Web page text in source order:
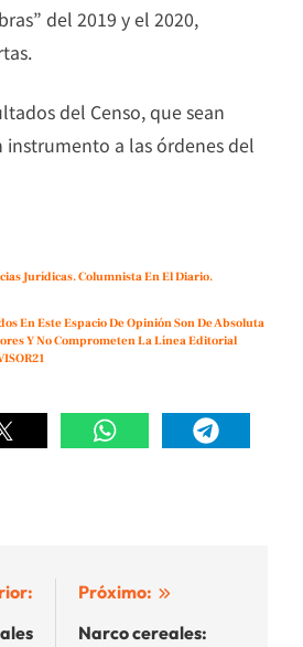
del 2019 y el 2020,
del Censo, que sean
a las órdenes del
Jurídicas. Columnista En El Diario.
En Este Espacio De Opinión Son De Absoluta
Y No Comprometen La Línea Editorial
Próximo:
Narco cereales: